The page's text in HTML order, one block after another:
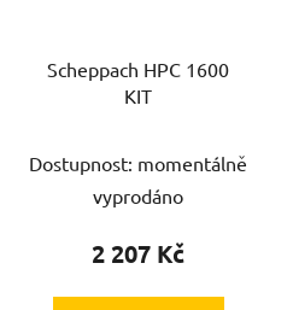
Scheppach HPC 1600
KIT
Dostupnost: momentálně
vyprodáno
2 207 Kč